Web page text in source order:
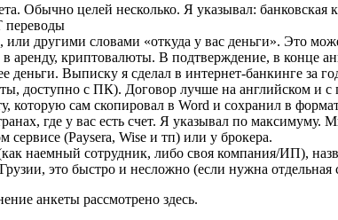
Обычно целей несколько. Я указывал: банковская
переводы
или другими словами «откуда у вас деньги». Это
аренду, криптовалюты. В подтверждение, в конце
деньги. Выписку я сделал в интернет-банкинге за
доступно с ПК). Договор лучше на английском и
которую сам скопировал в Word и сохранил в
где у вас есть счет. Я указывал по максимуму.
сервисе (Paysera, Wise и тп) или у брокера.
(как наемный сотрудник, либо своя компания/ИП),
это быстро и несложно (если нужна
анкеты рассмотрено здесь.